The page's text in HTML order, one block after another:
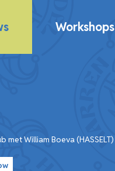
Workshops
met William Boeva (HASSELT)